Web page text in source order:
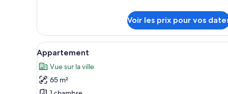
cour
ou
vue
sur
ville
chambre
Suite
Junior,
vue
sur
cour
ou
vue
Voir les prix pour vos
Afficher
toutes
les
photos
Un salon moderne doté d’un
4
Appartement
Vue sur la ville
65 m²